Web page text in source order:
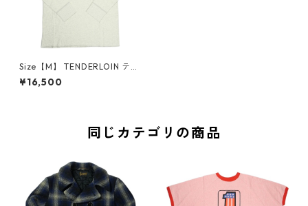
Size【M】 TENDERLOIN テン
ダーロイン T-SLAVE POLO H
EATHER 長袖ポロシャツ 灰
¥16,500
同じカテゴリの商品